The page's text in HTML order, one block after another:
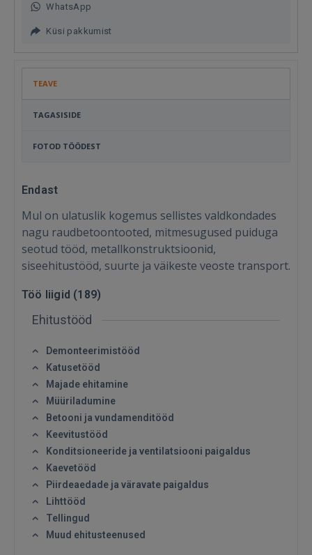
WhatsApp
Küsi pakkumist
TEAVE
TAGASISIDE
FOTOD TÖÖDEST
Endast
Mul on ulatuslik kogemus sellistes valdkondades
nagu raudbetoontooted, mitmesugused puiduga
seotud tööd, metallkonstruktsioonid,
siseehitustööd, suurte ja väikeste veoste transport.
Töö liigid (189)
Ehitustööd
Demonteerimistööd
Katusetööd
Majade ehitamine
Müüriladumine
Betooni ja vundamenditööd
Keevitustööd
Konditsioneeride ja ventilatsiooni paigaldus
Kaevetööd
Piirdeaedade ja väravate paigaldus
Lihttööd
Tellingud
Muud ehitusteenused